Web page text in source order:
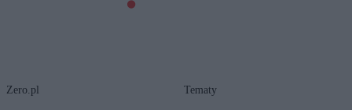
Zero.pl Tematy